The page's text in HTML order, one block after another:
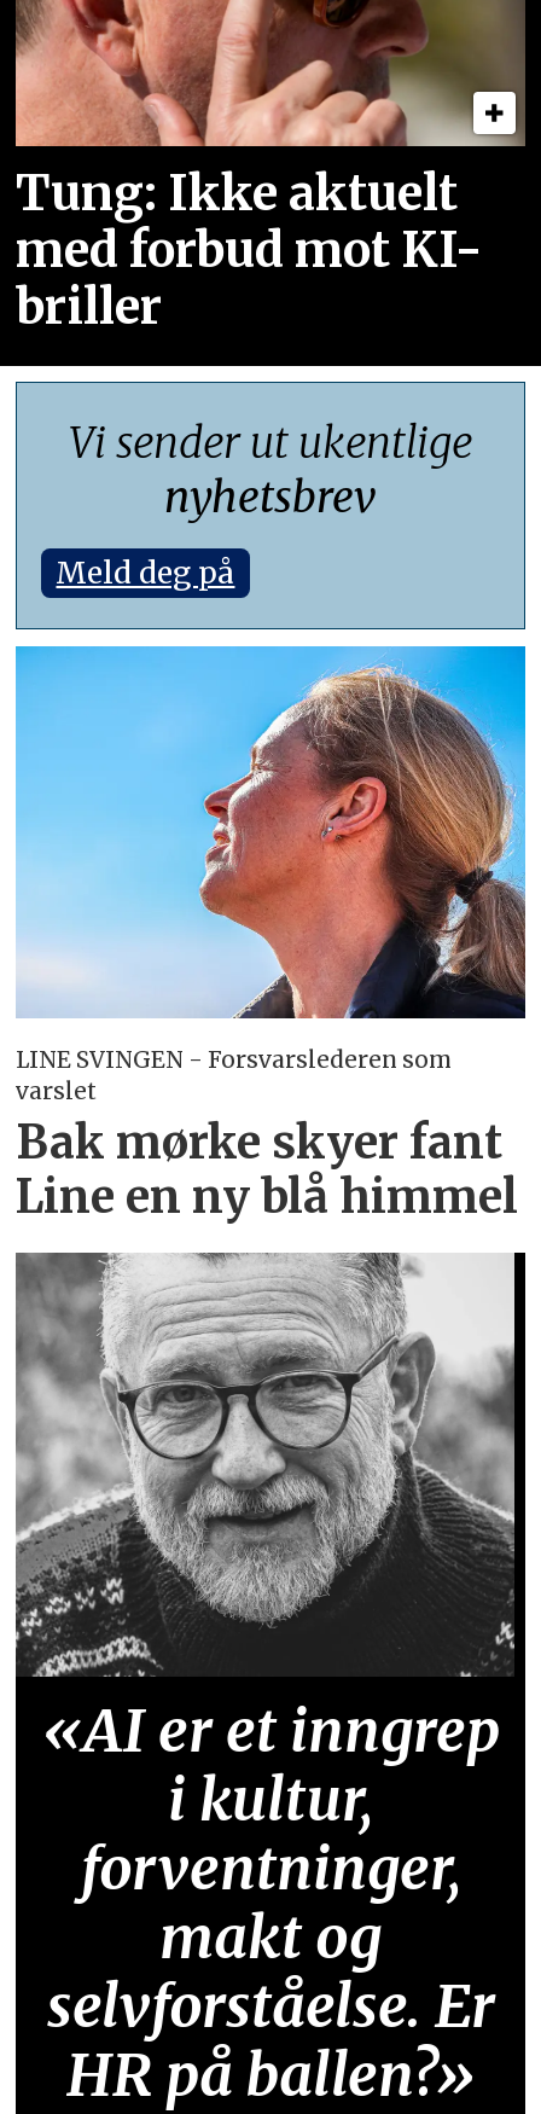
Tung: Ikke aktuelt
med forbud mot KI-
briller
Vi sender ut ukentlige
nyhetsbrev
Meld deg på
LINE SVINGEN - Forsvarslederen som
varslet
Bak mørke skyer fant
Line en ny blå himmel
«AI er et inngrep
i kultur,
forventninger,
makt og
selvforståelse. Er
HR på ballen?»